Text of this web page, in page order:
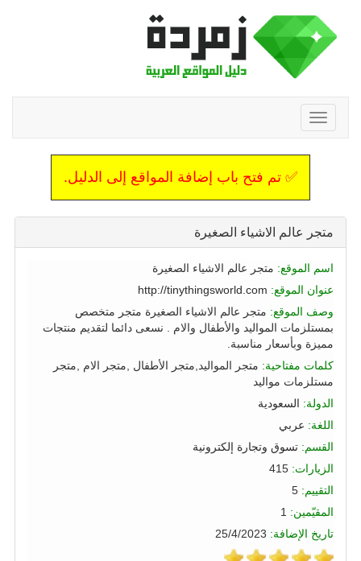
Toggle
navigation
✅ تم فتح باب إضافة المواقع إلى الدليل.
متجر عالم الاشياء الصغيرة
اسم الموقع: متجر عالم الاشياء الصغيرة
عنوان الموقع: http://tinythingsworld.com
وصف الموقع: متجر عالم الاشياء الصغيرة متجر متخصص
بمستلزمات المواليد والأطفال والام . نسعى دائما لتقديم منتجات
مميزة وبأسعار مناسبة.
كلمات مفتاحية: متجر المواليد,متجر الأطفال ,متجر الام ,متجر
مستلزمات مواليد
الدولة: السعودية
اللغة: عربي
القسم: تسوق وتجارة إلكترونية
الزيارات:
التقييم:
المقيّمين:
تاريخ الإضافة: